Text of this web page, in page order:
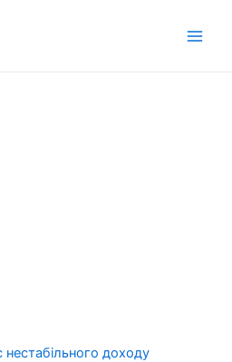
нестабільного доходу